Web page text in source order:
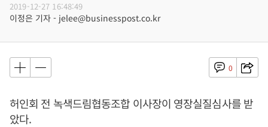
2019-12-27 16:48:49
이정은 기자 - jelee@businesspost.co.kr
0
허인회 전 녹색드림협동조합 이사장이 영장실질심사를 받
았다.